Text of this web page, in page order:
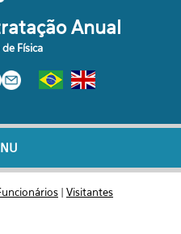
Anual
Física
| Visitantes